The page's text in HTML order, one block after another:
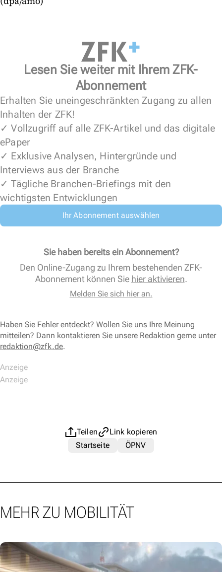
Lesen Sie weiter mit Ihrem ZFK-
Abonnement
Erhalten Sie uneingeschränkten Zugang zu allen
Inhalten der ZFK!
✓ Vollzugriff auf alle ZFK-Artikel und das digitale
ePaper
✓ Exklusive Analysen, Hintergründe und
Interviews aus der Branche
✓ Tägliche Branchen-Briefings mit den
wichtigsten Entwicklungen
Ihr Abonnement auswählen
Sie haben bereits ein Abonnement?
Den Online-Zugang zu Ihrem bestehenden ZFK-
Abonnement können Sie hier aktivieren.
Melden Sie sich hier an.
Haben Sie Fehler entdeckt? Wollen Sie uns Ihre Meinung
mitteilen? Dann kontaktieren Sie unsere Redaktion gerne unter
redaktion@zfk.de.
Teilen
Link kopieren
Startseite
ÖPNV
MEHR ZU MOBILITÄT